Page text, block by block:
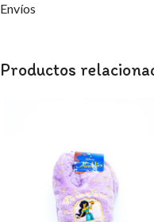
Envíos
Productos